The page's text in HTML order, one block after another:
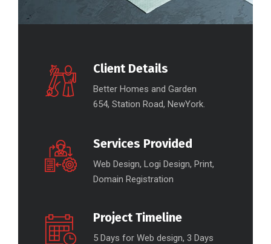
Client Details
Better Homes and Garden
654, Station Road, NewYork.
Services Provided
Web Design, Logi Design, Print,
Domain Registration
Project Timeline
5 Days for Web design, 3 Days